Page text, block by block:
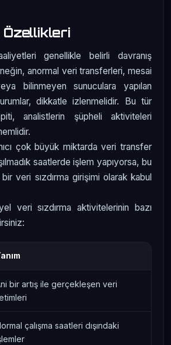
Özellikleri
genellikle belirli davranış
anormal veri transferleri, mesai
bilinmeyen sunuculara yapılan
dikkatle izlenmelidir. Bu tür
analistlerin şüpheli aktiviteleri
çok büyük miktarda veri transfer
saatlerde işlem yapıyorsa, bu
veri sızdırma girişimi olarak kabul
veri sızdırma aktivitelerinin bazı
bir artış ile gerçekleşen veri
çalışma saatleri dışındaki